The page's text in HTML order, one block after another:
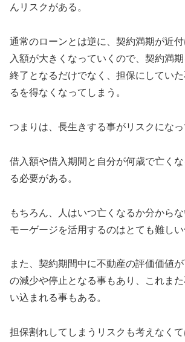
んリスクがある。
通常のローンとは逆に、契約満期が近
入額が大きくなっていくので、契約満
終了となるだけでなく、担保にしてい
るを得なくなってしまう。
つまりは、長生きする事がリスクになっ
借入額や借入期間と自分が何歳で亡く
る必要がある。
もちろん、人はいつ亡くなるか分から
モーゲージを活用するのはとても難しい
また、契約期間中に不動産の評価価値
の減少や停止となる事もあり、これま
い込まれる事もある。
担保割れしてしまうリスクも考えなくて